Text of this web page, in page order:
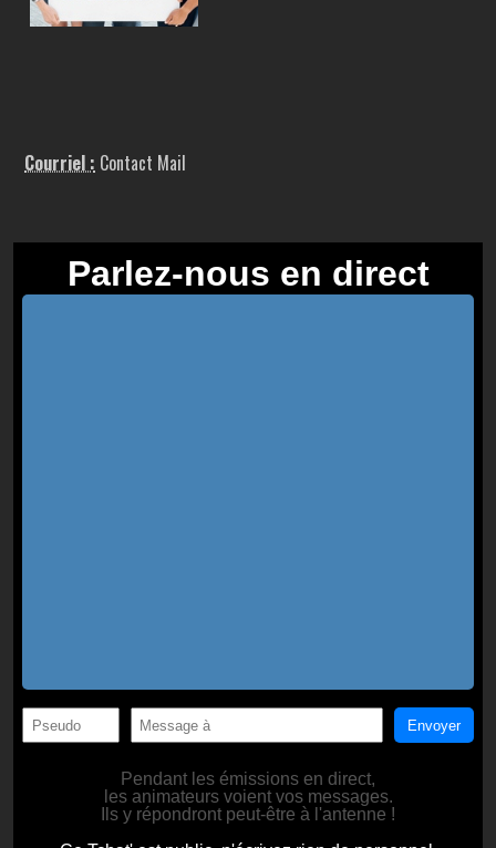
Courriel : Contact Mail